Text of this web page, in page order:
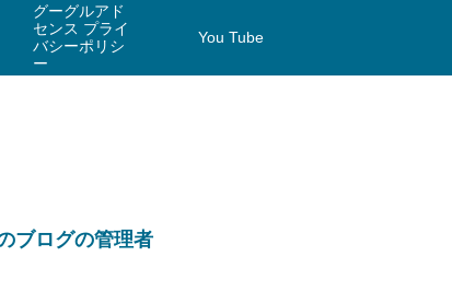
グーグルアド
センス プライ
バシーポリシ
ー
You Tube
ブログの管理者